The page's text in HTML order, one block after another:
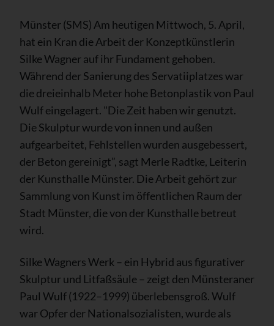
Münster (SMS) Am heutigen Mittwoch, 5. April,
hat ein Kran die Arbeit der Konzeptkünstlerin
Silke Wagner auf ihr Fundament gehoben.
Während der Sanierung des Servatiiplatzes war
die dreieinhalb Meter hohe Betonplastik von Paul
Wulf eingelagert. "Die Zeit haben wir genutzt.
Die Skulptur wurde von innen und außen
aufgearbeitet, Fehlstellen wurden ausgebessert,
der Beton gereinigt”, sagt Merle Radtke, Leiterin
der Kunsthalle Münster. Die Arbeit gehört zur
Sammlung von Kunst im öffentlichen Raum der
Stadt Münster, die von der Kunsthalle betreut
wird.
Silke Wagners Werk – ein Hybrid aus figurativer
Skulptur und Litfaßsäule – zeigt den Münsteraner
Paul Wulf (1922–1999) überlebensgroß. Wulf
war Opfer der Nationalsozialisten, wurde als